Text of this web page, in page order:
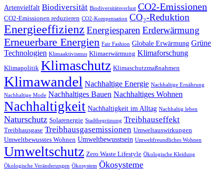
Artenvielfalt Biodiversität Biodiversitätsverlust CO2-Emissionen
CO2-Emissionen reduzieren CO2-Kompensation CO₂-Reduktion
Energieeffizienz Energiesparen Erderwärmung
Erneuerbare Energien Fair Fashion Globale Erwärmung Grüne
Technologien Klimaaktivismus Klimaerwärmung Klimaforschung
Klimapolitik Klimaschutz Klimaschutzmaßnahmen
Klimawandel Nachhaltige Energie Nachhaltige Ernährung
Nachhaltige Mode Nachhaltiges Bauen Nachhaltiges Wohnen
Nachhaltigkeit Nachhaltigkeit im Alltag Nachhaltig leben
Naturschutz Solarenergie Stadtbegrünung Treibhauseffekt
Treibhausgase Treibhausgasemissionen Umweltauswirkungen
Umweltbewusstes Wohnen Umweltbewusstsein Umweltfreundliches Wohnen
Umweltschutz Zero Waste Lifestyle Ökologische Kleidung
Ökologische Veränderungen Ökosystem Ökosysteme